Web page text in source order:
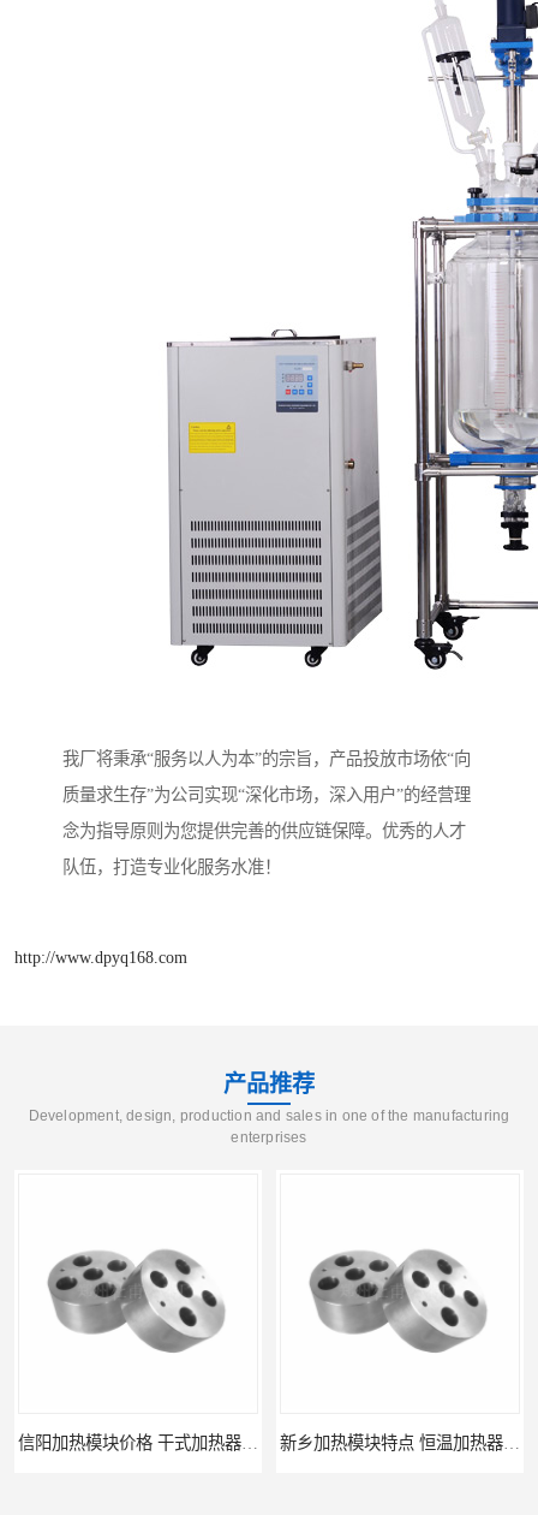
我厂将秉承“服务以人为本”的宗旨，产品投放市场依“向
质量求生存”为公司实现“深化市场，深入用户”的经营理
念为指导原则为您提供完善的供应链保障。优秀的人才
队伍，打造专业化服务水准！
http://www.dpyq168.com
产品推荐
Development, design, production and sales in one of the manufacturing
enterprises